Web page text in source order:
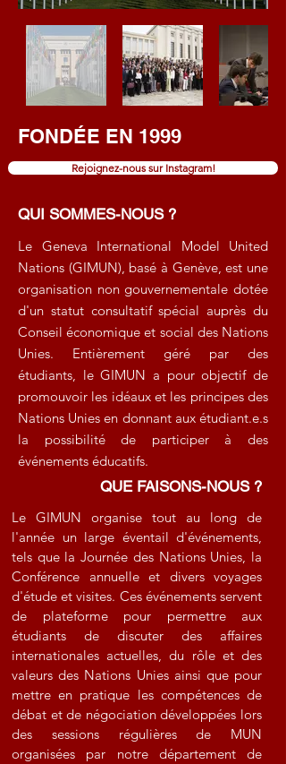
FONDÉE EN 1999
Rejoignez-nous sur Instagram!
QUI SOMMES-NOUS ?
Le Geneva International Model United
Nations (GIMUN), basé à Genève, est une
organisation non gouvernementale dotée
d'un statut consultatif spécial auprès du
Conseil économique et social des Nations
Unies. Entièrement géré par des
étudiants, le GIMUN a pour objectif de
promouvoir les idéaux et les principes des
Nations Unies en donnant aux étudiant.e.s
la possibilité de participer à des
événements éducatifs.
QUE FAISONS-NOUS ?
Le GIMUN organise tout au long de
l'année un large éventail d'événements,
tels que la Journée des Nations Unies, la
Conférence annuelle et divers voyages
d'étude et visites. Ces événements servent
de plateforme pour permettre aux
étudiants de discuter des affaires
internationales actuelles, du rôle et des
valeurs des Nations Unies ainsi que pour
mettre en pratique les compétences de
débat et de négociation développées lors
des sessions régulières de MUN
organisées par notre département de